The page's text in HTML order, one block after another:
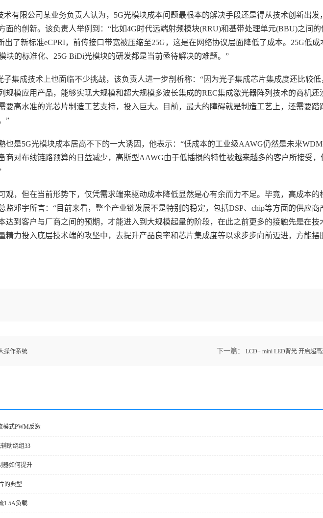
有限公司某业务负责人认为，5G光模块成本问题最根本的解决手段还是得从技术创新出发
面的创新。该负责人举例到：“比如4G时代远端射频模块(RRU)和基带处理单元(BBU)之间
出了新标准eCPRI，前传接口带宽被压缩至25G，这是在网络协议层面降低了成本。25G低
块的标准化、25G BiDi光模块的研发都是当前亟待解决的难题。”
成技术上也面临不少挑战，该负责人进一步剖析称：“因为光子集成芯片集成度还比较低
规模应用产品，能够实现大规模和超大规模多波长集成的REC集成激光器阵列技术的商机还
要高水准的光芯片制造工艺支持，投入巨大。目前，最大的障碍就是制造工艺上，还需要踏
”
是5G光模块成本居高不下的一大诱因，他表示：“低成本的工业级AAWG仍然是未来
商对布线链路预算的日益减少，高斯型AAWG由于低插损的特性被越来越多的客户所接受，
，但在当前形势下，仅凭需求端来驱动成本降低显然是心有余而力不足。毕竟，高成本的
邓宇所言：“目前来看，整个产业链发展不是特别的稳定，包括DSP、chip等方面的供应商
达到客户与厂商之间的预期，才能进入到大规模起量的阶段，在此之前更多的接触先是在技
精力投入底层技术端的攻坚中，去提升产品良率和芯片集成度等以求步步向前迈进，方能摆
操作系统 下一篇： LCD+ mini LED背光 开启超
模式PWM反激
助绕组33
器如何提升
的典型
1.5A负载